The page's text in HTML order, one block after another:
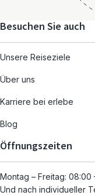
Besuchen Sie auch
Unsere Reiseziele
Über uns
Karriere bei erlebe
Blog
Öffnungszeiten
Montag – Freitag: 08:00
Und nach individueller